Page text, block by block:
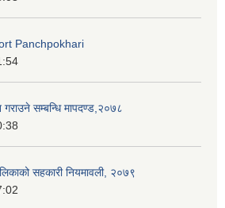
Panchpokhari
गराउने सम्बन्धि मापदण्ड,२०७८
सहकारी नियमावली, २०७९